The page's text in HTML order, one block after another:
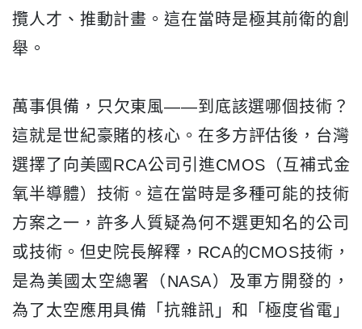
攬人才、推動計畫。這在當時是極其前衛的創
舉。
萬事俱備，只欠東風——到底該選哪個技術？
這就是世紀豪賭的核心。在多方評估後， 台灣
選擇了向美國RCA公司引進CMOS（互補式金
氧半導體） 技術。這在當時是多種可能的技術
方案之一， 許多人質疑為何不選更知名的公司
或技術。但史院長解釋， RCA的CMOS技術，
是為美國太空總署（NASA） 及軍方開發的，
為了太空應用具備「抗雜訊」和「極度省電」